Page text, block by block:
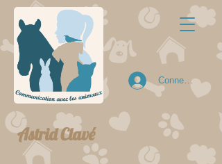
Connexion
Astrid Clavé